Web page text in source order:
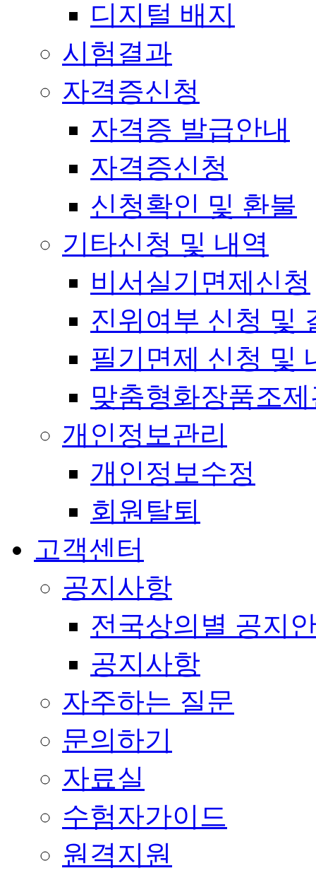
디지털 배지
시험결과
자격증신청
자격증 발급안내
자격증신청
신청확인 및 환불
기타신청 및 내역
비서실기면제신청
진위여부 신청 및
필기면제 신청 및
맞춤형화장품조
개인정보관리
개인정보수정
회원탈퇴
고객센터
공지사항
전국상의별 공지
공지사항
자주하는 질문
문의하기
자료실
수험자가이드
원격지원